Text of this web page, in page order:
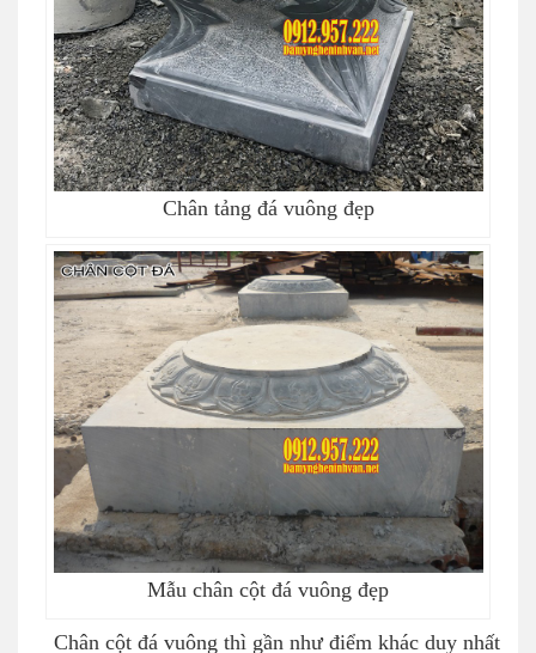
Chân tảng đá vuông đẹp
Mẫu chân cột đá vuông đẹp
Chân cột đá vuông thì gần như điểm khác duy nhất